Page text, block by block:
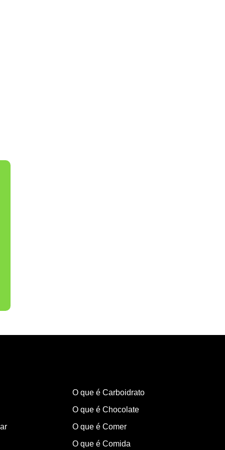
O que é Carboidrato
O que é Chocolate
O que é Comer
O que é Comida